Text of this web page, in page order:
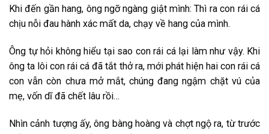
Khi đến gần hang, ông ngỡ ngàng giật mình: Thì ra con rái cá
chịu nỗi đau hành xác mất da, chạy về hang của mình.
Ông tự hỏi không hiểu tại sao con rái cá lại làm như vậy. Khi
ông ta lôi con rái cá đã tắt thở ra, mới phát hiện hai con rái cá
con vẫn còn chưa mở mắt, chúng đang ngậm chặt vú của
mẹ, vốn dĩ đã chết lâu rồi…
Nhìn cảnh tượng ấy, ông bàng hoàng và chợt ngộ ra, từ trước